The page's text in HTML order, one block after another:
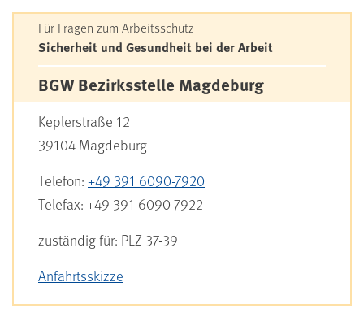
Für Fragen zum Arbeitsschutz
Sicherheit und Gesundheit bei der Arbeit
BGW Bezirksstelle Magdeburg
Keplerstraße 12
39104 Magdeburg
Telefon: +49 391 6090-7920
Telefax: +49 391 6090-7922
zuständig für: PLZ 37-39
Anfahrtsskizze